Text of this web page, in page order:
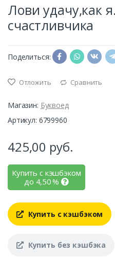
Лови удачу,как
счастливчика
Поделиться:
Отложить Сравнить
Магазин: Буквоед
Артикул: 6799960
425,00 руб.
Купить с кэшбэком
до 4,50%
Купить с кэшбэком
Купить без кэшбэка